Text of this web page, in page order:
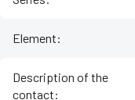
Element:
Description of the
contact: